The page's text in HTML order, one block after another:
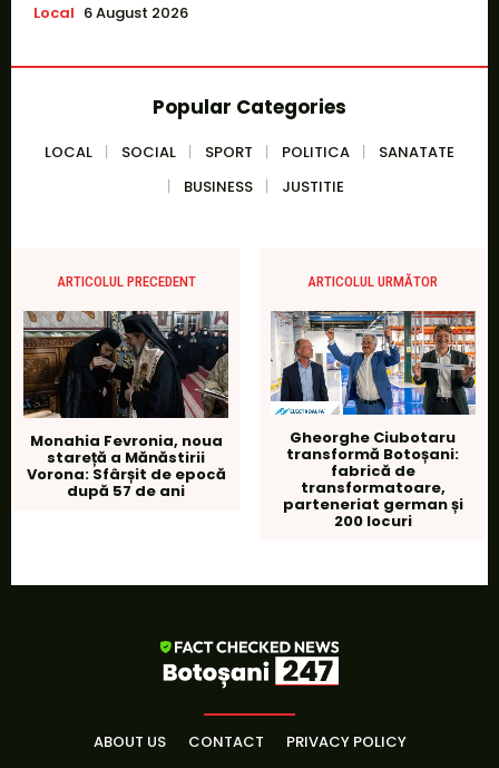
Local 6 August 2026
Popular Categories
LOCAL SOCIAL SPORT POLITICA
SANATATE
BUSINESS
JUSTITIE
ARTICOLUL PRECEDENT
Monahia Fevronia, noua
stareță a Mănăstirii
Vorona: Sfârșit de epocă
după 57 de ani
ARTICOLUL URMĂTOR
Gheorghe Ciubotaru
transformă Botoșani:
fabrică de
transformatoare,
parteneriat german și
200 locuri
ABOUT US CONTACT PRIVACY POLICY